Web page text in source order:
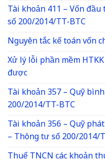
Tài khoản 411 – Vốn
số 200/2014/TT-BTC
Nguyên tắc kế toán vốn
Xử lý lỗi phần mềm
được
Tài khoản 357 – Quỹ
200/2014/TT-BTC
Tài khoản 356 – Quỹ
– Thông tư số 200/2014/
Thuế TNCN các khoản